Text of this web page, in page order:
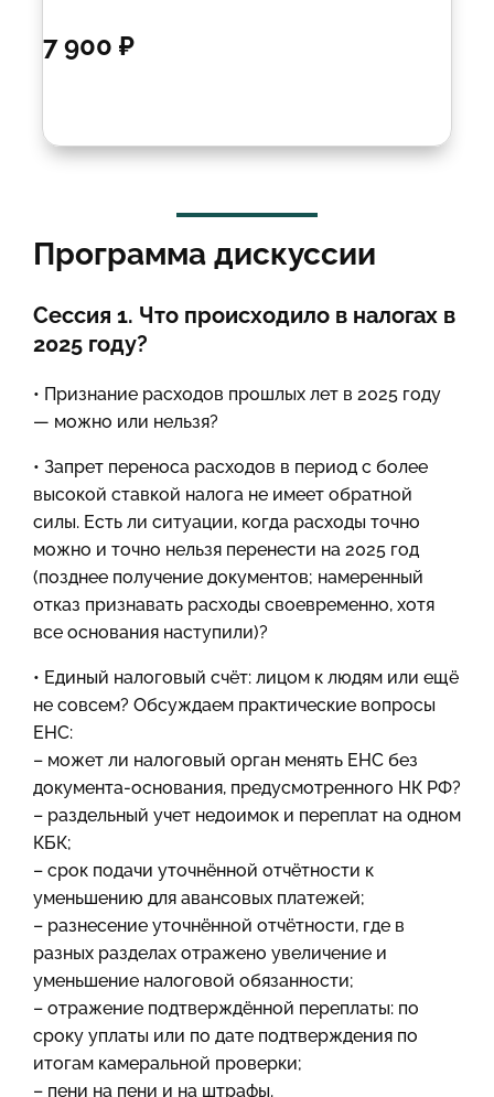
7 900 ₽
Программа дискуссии
Сессия 1. Что происходило в налогах в
2025 году?
• Признание расходов прошлых лет в 2025 году
— можно или нельзя?
• Запрет переноса расходов в период с более
высокой ставкой налога не имеет обратной
силы. Есть ли ситуации, когда расходы точно
можно и точно нельзя перенести на 2025 год
(позднее получение документов; намеренный
отказ признавать расходы своевременно, хотя
все основания наступили)?
• Единый налоговый счёт: лицом к людям или ещё
не совсем? Обсуждаем практические вопросы
ЕНС:
– может ли налоговый орган менять ЕНС без
документа-основания, предусмотренного НК РФ?
– раздельный учет недоимок и переплат на одном
КБК;
– срок подачи уточнённой отчётности к
уменьшению для авансовых платежей;
– разнесение уточнённой отчётности, где в
разных разделах отражено увеличение и
уменьшение налоговой обязанности;
– отражение подтверждённой переплаты: по
сроку уплаты или по дате подтверждения по
итогам камеральной проверки;
– пени на пени и на штрафы.